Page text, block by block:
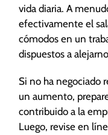
vida diaria. A
efectivamente el
cómodos en un
dispuestos a
Si no ha negociado
un aumento,
contribuido a la
Luego, revise en